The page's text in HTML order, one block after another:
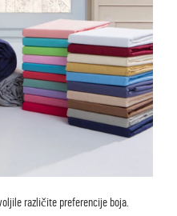
različite preferencije boja.